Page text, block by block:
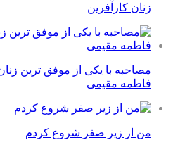
زنان کارآفرین
مصاحبه با یکی از موفق ترین زنان
فاطمه مقیمی
من از زیر صفر شروع کردم